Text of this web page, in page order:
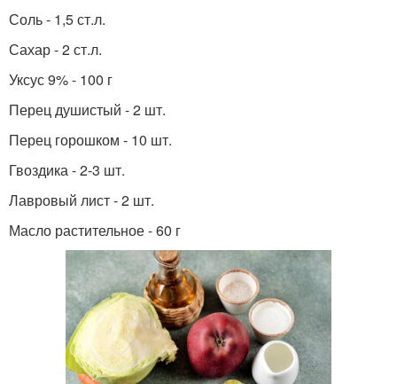
Соль - 1,5 ст.л.
Сахар - 2 ст.л.
Уксус 9% - 100 г
Перец душистый - 2 шт.
Перец горошком - 10 шт.
Гвоздика - 2-3 шт.
Лавровый лист - 2 шт.
Масло растительное - 60 г